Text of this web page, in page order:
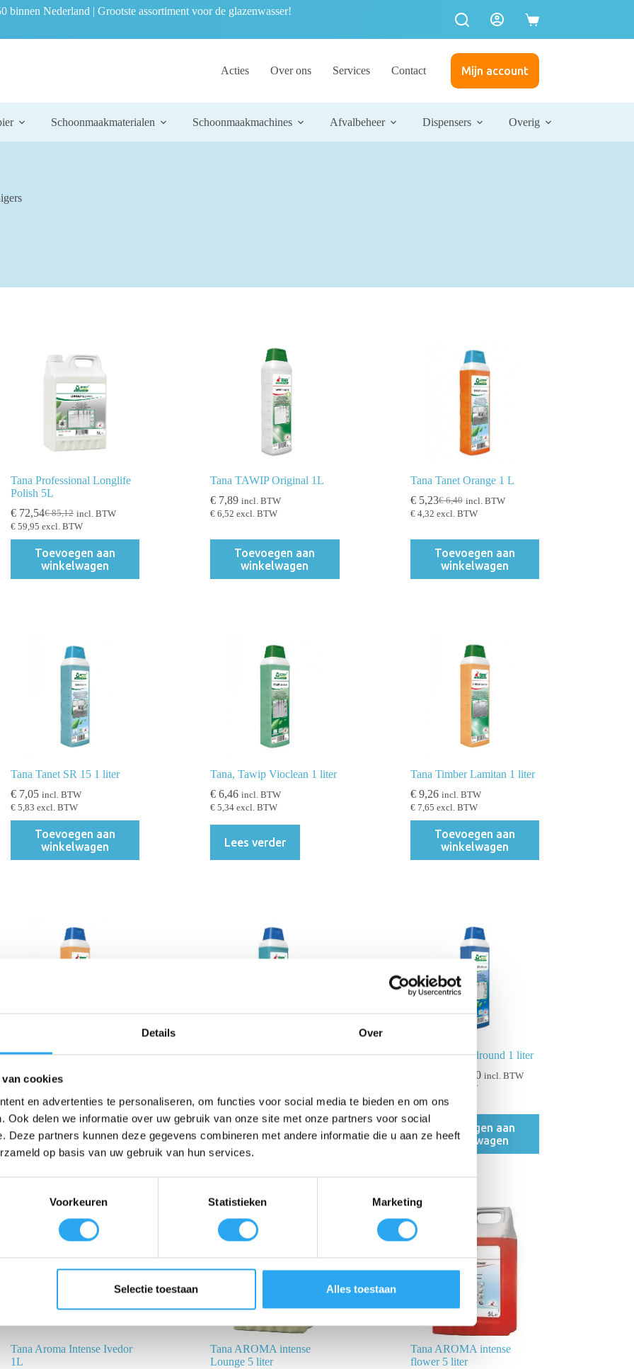
Details Over
van cookies
en advertenties te personaliseren, om functies voor social media te bieden en om ons
Ook delen we informatie over uw gebruik van onze site met onze partners voor social
Deze partners kunnen deze gegevens combineren met andere informatie die u aan ze heeft
op basis van uw gebruik van hun services.
Voorkeuren Statistieken Marketing
Selectie toestaan Alles toestaan
binnen Nederland | Grootste assortiment voor de glazenwasser!
Winkelwagen
Acties Over ons Services Contact Mijn account
Schoonmaakmaterialen Schoonmaakmachines Afvalbeheer Dispensers Overig
Tana Professional Longlife
Polish 5L
€85,12
Oorspronkelijke
prijs
€ 85,12.
€ 72,54Huidige
prijs
€ 72,54.
incl. BTW
€ 59,95 excl. BTW
Toevoegen aan
winkelwagen
Tana TAWIP Original 1L
€ 7,89 incl. BTW
€ 6,52 excl. BTW
Toevoegen aan
winkelwagen
Tana Tanet Orange 1 L
€6,40
Oorspronkelijke
prijs
€5,23Huidige
prijs
incl. BTW
€4,32 excl. BTW
Toevoegen aan
winkelwagen
Tana Tanet SR 15 1 liter
€ 7,05 incl. BTW
€ 5,83 excl. BTW
Toevoegen aan
winkelwagen
Tana, Tawip Vioclean 1 liter
€ 6,46 incl. BTW
€ 5,34 excl. BTW
Lees verder
Tana Timber Lamitan 1 liter
€9,26 incl. BTW
€7,65 excl. BTW
Toevoegen aan
winkelwagen
Tana Tanet SR 13 1L
€5,84 incl. BTW
winkelwagen
TANEX AZ 70 allesreiniger
€ 4,61excl. BTW
winkelwagen
Tana Tanex Allround 1 liter
11,60 incl. BTW
excl. BTW
Toevoegen aan
winkelwagen
Tana Aroma Intense Ivedor
1L
Tana AROMA intense
Lounge 5 liter
Tana AROMA intense
flower 5 liter